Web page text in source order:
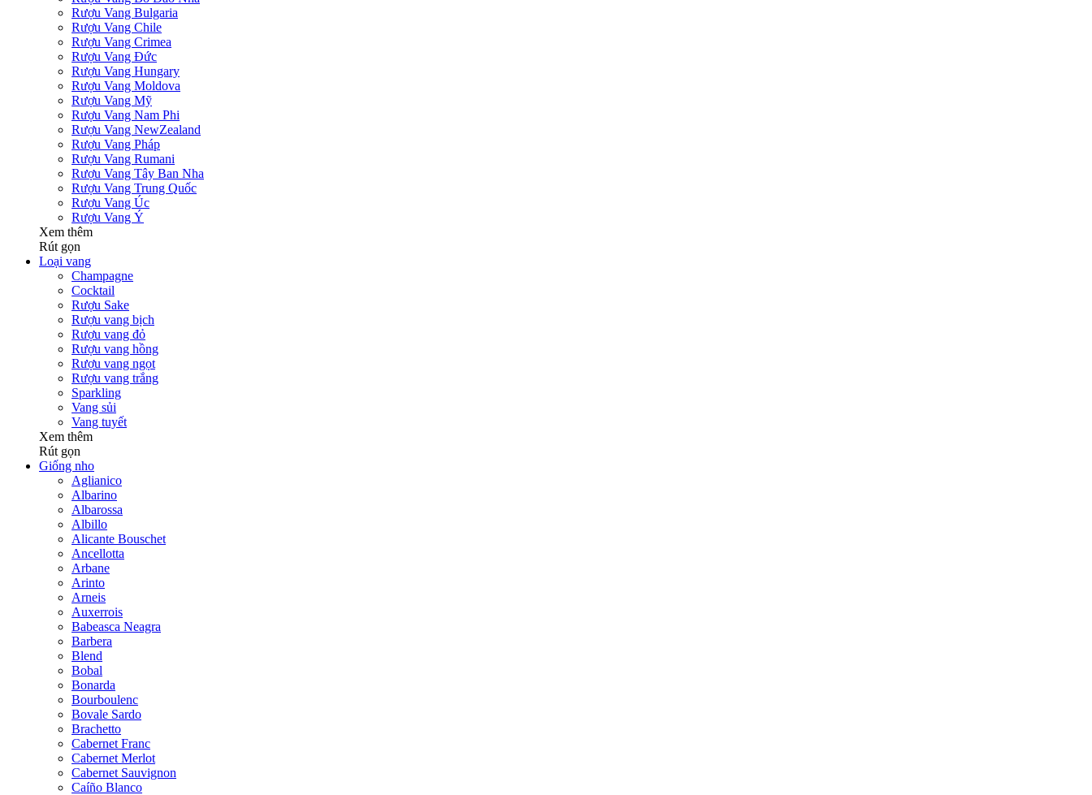
Rượu Vang Bulgaria
Rượu Vang Chile
Rượu Vang Crimea
Rượu Vang Đức
Rượu Vang Hungary
Rượu Vang Moldova
Rượu Vang Mỹ
Rượu Vang Nam Phi
Rượu Vang NewZealand
Rượu Vang Pháp
Rượu Vang Rumani
Rượu Vang Tây Ban Nha
Rượu Vang Trung Quốc
Rượu Vang Úc
Rượu Vang Ý
Xem thêm
Rút gọn
Loại vang
Champagne
Cocktail
Rượu Sake
Rượu vang bịch
Rượu vang đỏ
Rượu vang hồng
Rượu vang ngọt
Rượu vang trắng
Sparkling
Vang sủi
Vang tuyết
Xem thêm
Rút gọn
Giống nho
Aglianico
Albarino
Albarossa
Albillo
Alicante Bouschet
Ancellotta
Arbane
Arinto
Arneis
Auxerrois
Babeasca Neagra
Barbera
Blend
Bobal
Bonarda
Bourboulenc
Bovale Sardo
Brachetto
Cabernet Franc
Cabernet Merlot
Cabernet Sauvignon
Caíño Blanco